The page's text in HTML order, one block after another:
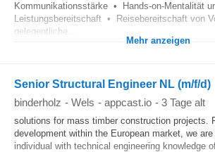
Kommunikationsstärke • Hands-on-Mentalität
Leistungsbereitschaft • Reisebereitschaft von
gelegentliche...
Mehr anzeigen
Senior Structural Engineer NL (m/f/d)
binderholz - Wels - appcast.io - 3 Tage alt
solutions for mass timber construction projects.
development within the European market, we
individual with technical engineering knowledge